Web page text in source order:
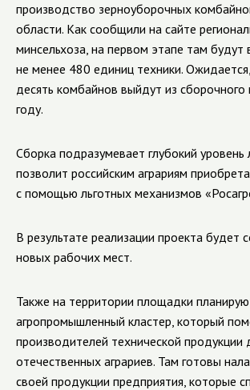
производство зерноуборочных
области. Как сообщили на сайте
минсельхоза, на первом этапе там будут
не менее 480 единиц техники.
десять комбайнов выйдут из
году.
Сборка подразумевает глубокий уровень
позволит российским аграриям
с помощью льготных механизмов
В результате реализации проекта будет
новых рабочих мест.
Также на территории площадки
агропромышленный кластер, который
производителей технической продукции
отечественных аграриев. Там готовы
своей продукции предприятия, которые